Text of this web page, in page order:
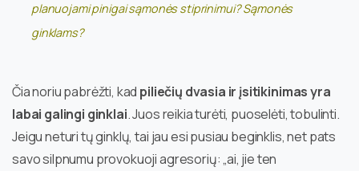
planuojami pinigai sąmonės stiprinimui? Sąmonės
ginklams?
Čia noriu pabrėžti, kad piliečių dvasia ir įsitikinimas yra
labai galingi ginklai. Juos reikia turėti, puoselėti, tobulinti.
Jeigu neturi tų ginklų, tai jau esi pusiau beginklis, net pats
savo silpnumu provokuoji agresorių: „ai, jie ten